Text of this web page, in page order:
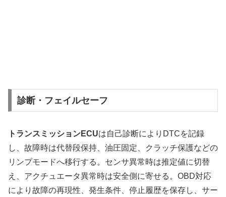
診断・フェイルセーフ
トランスミッションECUは自己診断によりDTCを記録
し、故障時は代替段保持、油圧固定、クラッチ保護などの
リンプモードへ移行する。センサ異常時は推定値に切替
え、アクチュエータ異常時は安全側に寄せる。OBD対応
により故障の再現性、発生条件、停止履歴を保存し、サー